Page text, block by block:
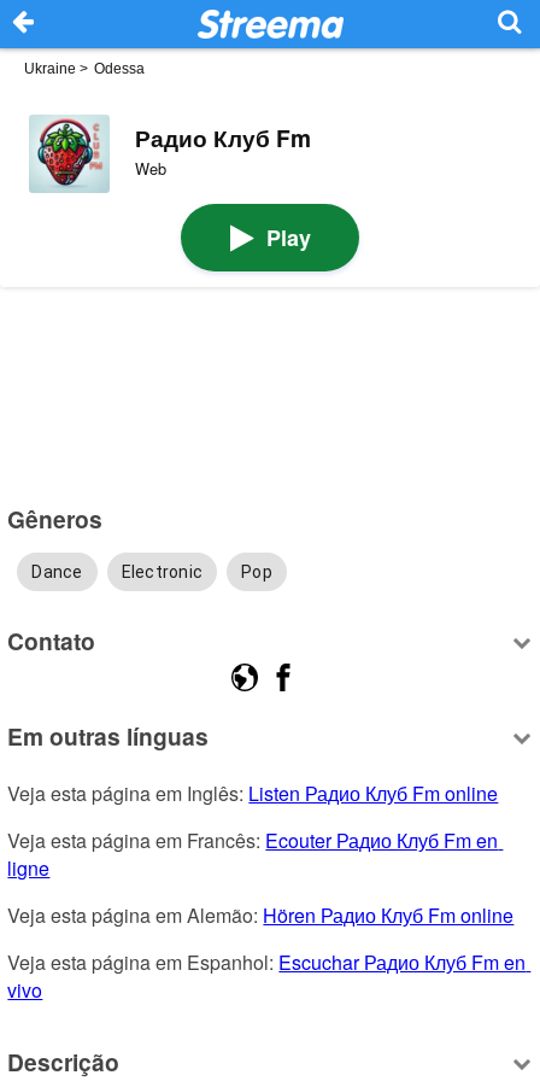
Ukraine > Odessa
Радио Клуб Fm
Web
Play
Gêneros
Dance Electronic Pop
Contato
Em outras línguas
Veja esta página em Inglês: Listen Радио Клуб Fm online
Veja esta página em Francês: Ecouter Радио Клуб Fm en
ligne
Veja esta página em Alemão: Hören Радио Клуб Fm online
Veja esta página em Espanhol: Escuchar Радио Клуб Fm en
vivo
Descrição